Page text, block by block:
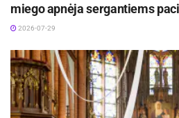
miego apnėja sergantiems
2026-07-29